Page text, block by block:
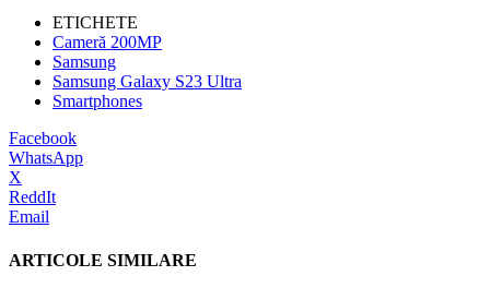
ETICHETE
Cameră 200MP
Samsung
Samsung Galaxy S23 Ultra
Smartphones
Facebook
WhatsApp
X
ReddIt
Email
ARTICOLE SIMILARE